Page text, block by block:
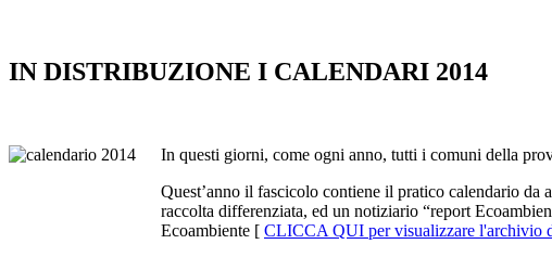
IN DISTRIBUZIONE I CALENDARI 2014
In questi giorni, come ogni anno, tutti i comuni della
Quest’anno il fascicolo contiene il pratico calendario da
raccolta differenziata, ed un notiziario “report
Ecoambiente [ CLICCA QUI per visualizzare l'archivio